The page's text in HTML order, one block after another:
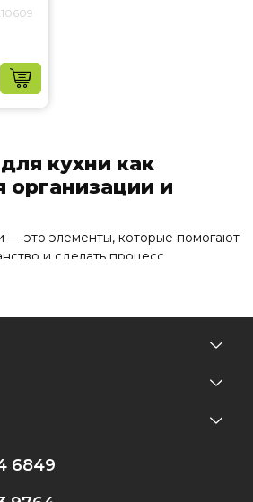
кухни как
и
— это элементы, которые помогают
и сделать процесс
и эффективно использовать
актуальны для современных
аксессуары для
на сочетании элементов:
6849